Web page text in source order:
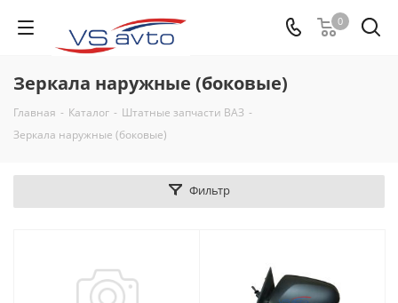
0
Зеркала наружные (боковые)
Главная - Каталог - Штатные запчасти ВАЗ -
Зеркала наружные (боковые)
Фильтр